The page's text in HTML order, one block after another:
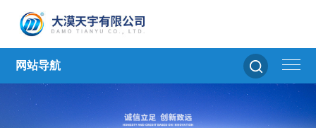
网站导航